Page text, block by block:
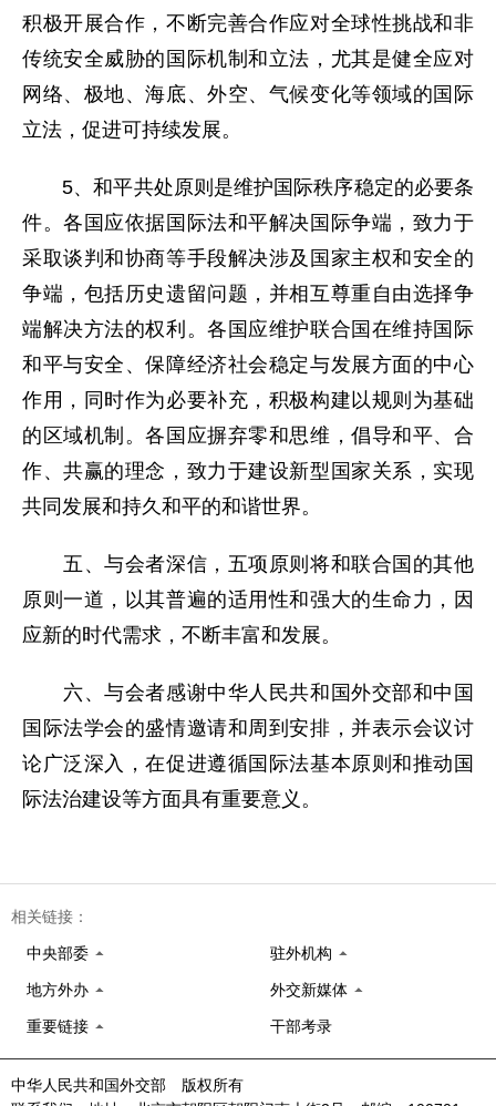
积极开展合作，不断完善合作应对全球性挑战和非
传统安全威胁的国际机制和立法，尤其是健全应对
网络、极地、海底、外空、气候变化等领域的国际
立法，促进可持续发展。
5、和平共处原则是维护国际秩序稳定的必要条
件。各国应依据国际法和平解决国际争端，致力于
采取谈判和协商等手段解决涉及国家主权和安全的
争端，包括历史遗留问题，并相互尊重自由选择争
端解决方法的权利。各国应维护联合国在维持国际
和平与安全、保障经济社会稳定与发展方面的中心
作用，同时作为必要补充，积极构建以规则为基础
的区域机制。各国应摒弃零和思维，倡导和平、合
作、共赢的理念，致力于建设新型国家关系，实现
共同发展和持久和平的和谐世界。
五、与会者深信，五项原则将和联合国的其他
原则一道，以其普遍的适用性和强大的生命力，因
应新的时代需求，不断丰富和发展。
六、与会者感谢中华人民共和国外交部和中国
国际法学会的盛情邀请和周到安排，并表示会议讨
论广泛深入，在促进遵循国际法基本原则和推动国
际法治建设等方面具有重要意义。
相关链接：
中央部委 驻外机构
地方外办 外交新媒体
重要链接 干部考录
中华人民共和国外交部 版权所有